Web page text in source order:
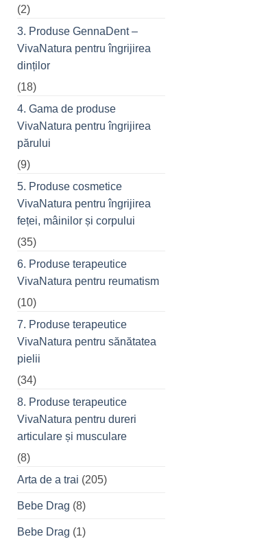
(2)
3. Produse GennaDent –
VivaNatura pentru îngrijirea
dinților
(18)
4. Gama de produse
VivaNatura pentru îngrijirea
părului
(9)
5. Produse cosmetice
VivaNatura pentru îngrijirea
feței, mâinilor și corpului
(35)
6. Produse terapeutice
VivaNatura pentru reumatism
(10)
7. Produse terapeutice
VivaNatura pentru sănătatea
pielii
(34)
8. Produse terapeutice
VivaNatura pentru dureri
articulare și musculare
(8)
Arta de a trai (205)
Bebe Drag (8)
Bebe Drag (1)